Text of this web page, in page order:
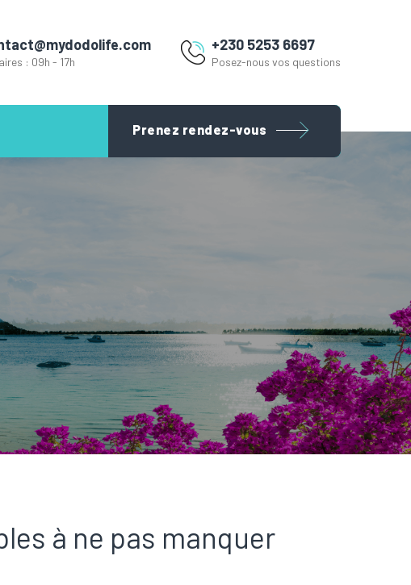
: 09h - 17h
+230 5253 6697
Posez-nous vos questions
Prenez rendez-vous
à ne pas manquer